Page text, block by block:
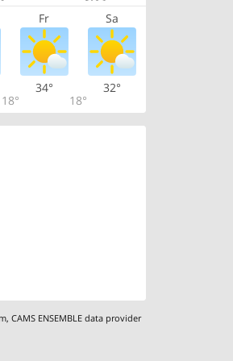
Fr Sa
18°
34°
18°
32°
,CAMS ENSEMBLE data provider